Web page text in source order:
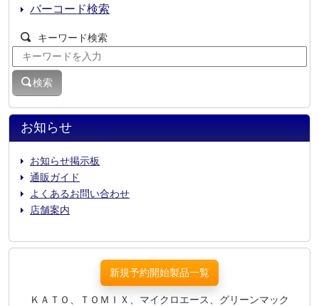
お知らせ
お知らせ掲示板
通販ガイド
よくあるお問い合わせ
店舗案内
バーコード検索
キーワード検索
検索
新規予約開始製品一覧
ＫＡＴＯ、ＴＯＭＩＸ、マイクロエース、グリーンマック